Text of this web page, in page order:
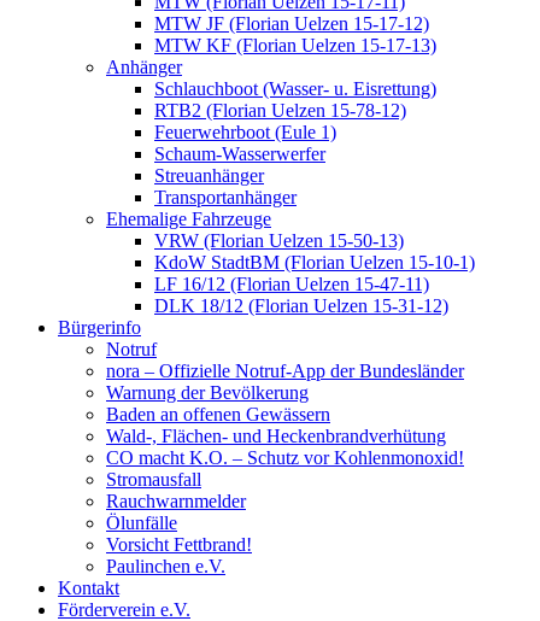
MTW JF (Florian Uelzen 15-17-12)
MTW KF (Florian Uelzen 15-17-13)
Anhänger
Schlauchboot (Wasser- u. Eisrettung)
RTB2 (Florian Uelzen 15-78-12)
Feuerwehrboot (Eule 1)
Schaum-Wasserwerfer
Streuanhänger
Transportanhänger
Ehemalige Fahrzeuge
VRW (Florian Uelzen 15-50-13)
KdoW StadtBM (Florian Uelzen 15-10-1)
LF 16/12 (Florian Uelzen 15-47-11)
DLK 18/12 (Florian Uelzen 15-31-12)
Bürgerinfo
Notruf
nora – Offizielle Notruf-App der Bundesländer
Warnung der Bevölkerung
Baden an offenen Gewässern
Wald-, Flächen- und Heckenbrandverhütung
CO macht K.O. – Schutz vor Kohlenmonoxid!
Stromausfall
Rauchwarnmelder
Ölunfälle
Vorsicht Fettbrand!
Paulinchen e.V.
Kontakt
Förderverein e.V.